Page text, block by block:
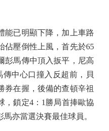
已明顯下降，加上車路
佔壓倒性上風，首先於65
彭馬傳中頂入扳平，尼高
中心口撞入反超前，貝
券在握，後備的查頓辛祖
，鎖定4：1勝局首捧歐協
亦當選決賽最佳球員。